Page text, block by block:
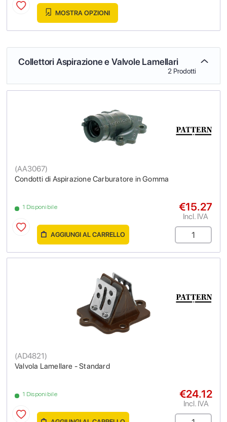
MOSTRA OPZIONI
Collettori Aspirazione e Valvole Lamellari
2 Prodotti
Condotti di Aspirazione Carburatore in Gomma
(AA3067)
1 Disponibile €15.27
Incl. IVA
AGGIUNGI AL CARRELLO
Valvola Lamellare - Standard
(AD4821)
1 Disponibile €24.12
Incl. IVA